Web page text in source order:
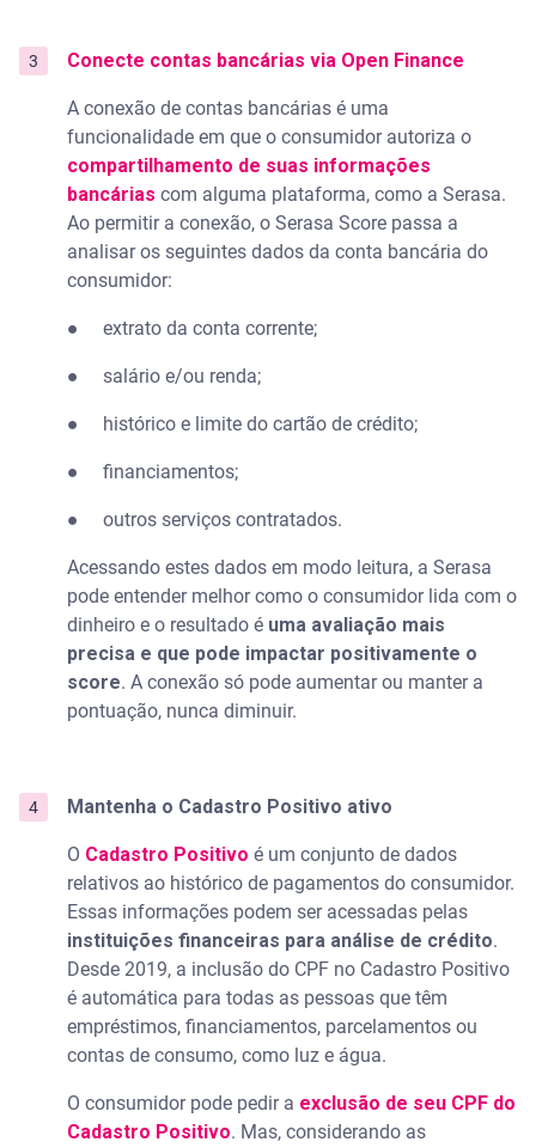
Conecte contas bancárias via Open Finance
A conexão de contas bancárias é uma
funcionalidade em que o consumidor autoriza o
compartilhamento de suas informações
bancárias com alguma plataforma, como a Serasa.
Ao permitir a conexão, o Serasa Score passa a
analisar os seguintes dados da conta bancária do
consumidor:
● extrato da conta corrente;
● salário e/ou renda;
● histórico e limite do cartão de crédito;
● financiamentos;
● outros serviços contratados.
Acessando estes dados em modo leitura, a Serasa
pode entender melhor como o consumidor lida com o
dinheiro e o resultado é uma avaliação mais
precisa e que pode impactar positivamente o
score. A conexão só pode aumentar ou manter a
pontuação, nunca diminuir.
Mantenha o Cadastro Positivo ativo
O Cadastro Positivo é um conjunto de dados
relativos ao histórico de pagamentos do consumidor.
Essas informações podem ser acessadas pelas
instituições financeiras para análise de crédito.
Desde 2019, a inclusão do CPF no Cadastro Positivo
é automática para todas as pessoas que têm
empréstimos, financiamentos, parcelamentos ou
contas de consumo, como luz e água.
O consumidor pode pedir a exclusão de seu CPF do
Cadastro Positivo. Mas, considerando as